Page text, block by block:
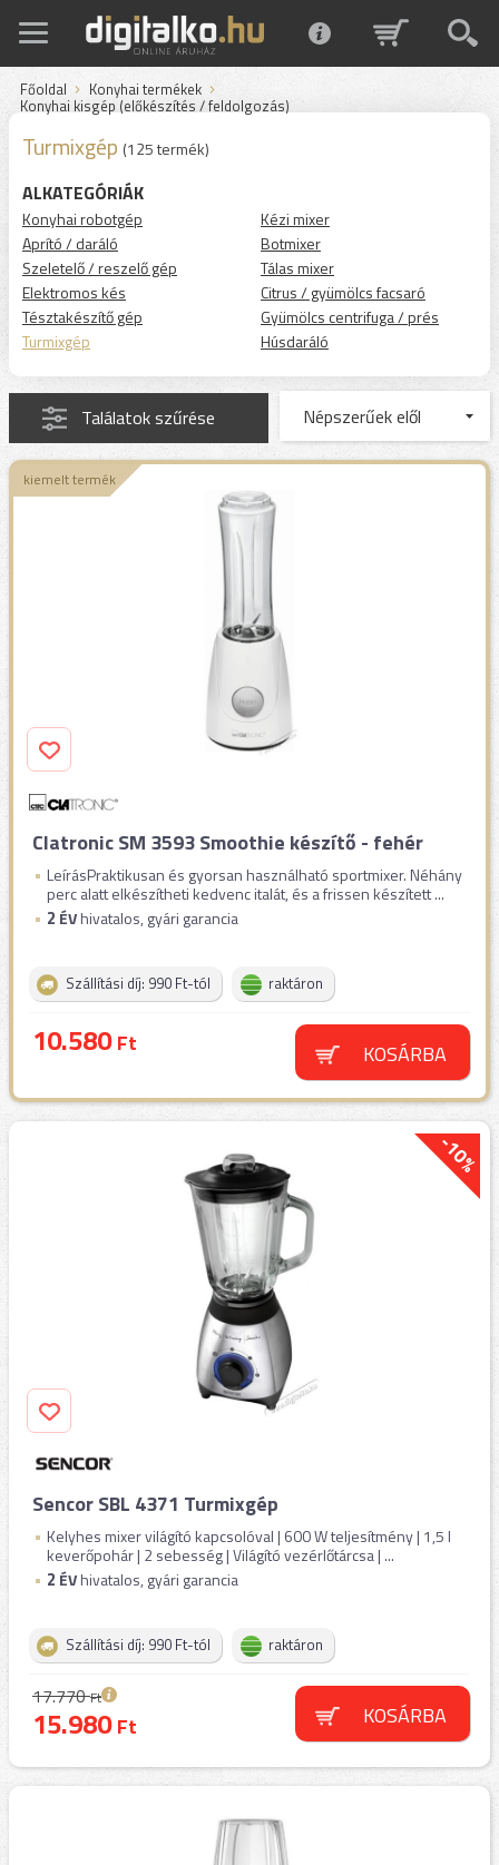
Főoldal Konyhai termékek
Konyhai kisgép (előkészítés / feldolgozás)
Turmixgép (125 termék)
ALKATEGÓRIÁK
Konyhai robotgép
Aprító / daráló
Szeletelő / reszelő gép
Elektromos kés
Tésztakészítő gép
Turmixgép
Kézi mixer
Botmixer
Tálas mixer
Citrus / gyümölcs facsaró
Gyümölcs centrifuga / prés
Húsdaráló
Találatok szűrése
kiemelt termék
Clatronic SM 3593 Smoothie készítő - fehér
LeírásPraktikusan és gyorsan használható sportmixer. Néhány
perc alatt elkészítheti kedvenc italát, és a frissen készített ...
2 ÉVhivatalos, gyári garancia
Szállítási díj: 990 Ft-tól raktáron
10.580Ft KOSÁRBA
-10%
Sencor SBL 4371 Turmixgép
Kelyhes mixer világító kapcsolóval | 600 W teljesítmény | 1,5 l
keverőpohár | 2 sebesség | Világító vezérlőtárcsa | ...
2 ÉVhivatalos, gyári garancia
Szállítási díj: 990 Ft-tól raktáron
17.770Ft
15.980Ft KOSÁRBA